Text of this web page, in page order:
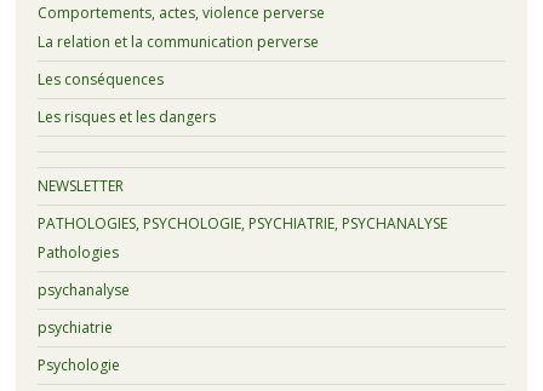
Comportements, actes, violence perverse
La relation et la communication perverse
Les conséquences
Les risques et les dangers
NEWSLETTER
PATHOLOGIES, PSYCHOLOGIE, PSYCHIATRIE, PSYCHANALYSE
Pathologies
psychanalyse
psychiatrie
Psychologie